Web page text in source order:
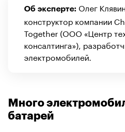
Об эксперте: Олег
конструктор компании
Together (ООО «Центр
консалтинга»),
электромобилей.
Много
батарей